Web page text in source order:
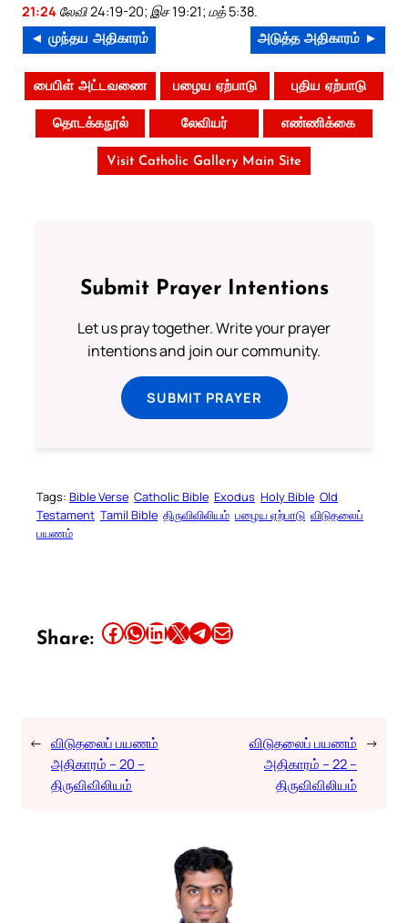
21:24 லேவி 24:19-20; இச 19:21; மத் 5:38.
◄ முந்தய அதிகாரம் அடுத்த அதிகாரம் ►
பைபிள் அட்டவணை பழைய ஏற்பாடு புதிய ஏற்பாடு
தொடக்கநூல் லேவியர் எண்ணிக்கை
Visit Catholic Gallery Main Site
Submit Prayer Intentions
Let us pray together. Write your prayer
intentions and join our community.
SUBMIT PRAYER
Tags: Bible Verse Catholic Bible Exodus Holy Bible Old
Testament Tamil Bible திருவிவிலியம் பழைய ஏற்பாடு விடுதலைப்
பயணம்
Share: Share this article on Facebook Share this article on WhatsApp Share this article on LinkedIn Share this article on X Share this article on TelegramEmail this Article
← விடுதலைப் பயணம்
அதிகாரம் – 20 –
திருவிவிலியம்
விடுதலைப் பயணம்
அதிகாரம் – 22 –
திருவிவிலியம்
→